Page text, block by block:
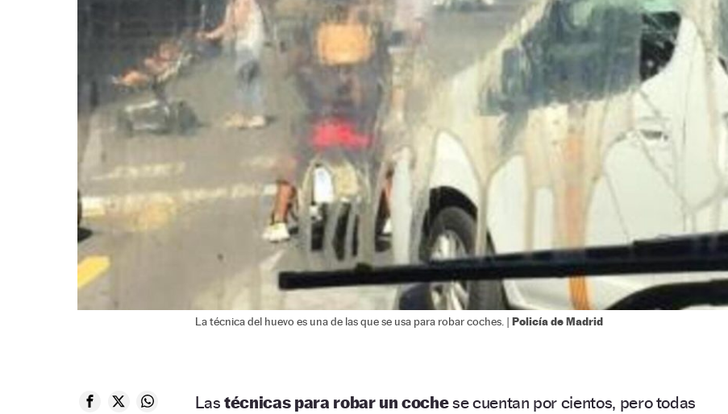
La técnica del huevo es una de las que se usa para robar coches. | Policía de Madrid
Lastécnicas para robar un cochese cuentan por cientos, pero todas